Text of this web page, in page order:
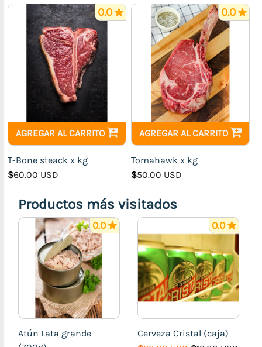
Útiles
del
Hogar
Juguetes
Farmacia,
Deporte
Transporte
(Accesorios
para
y
Carros)
Prendas
Accesorios
Belleza
Ropa
Calzado
AGREGAR AL CARRITO
0.0
T-Bone steack x kg
$60.00 USD
AGREGAR AL CARRITO
0.0
Tomahawk x kg
$50.00 USD
Productos más visitados
0.0
Atún Lata grande
0.0
Cerveza Cristal (caja)